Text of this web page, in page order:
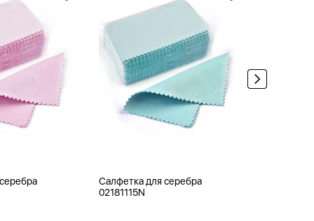
Салфетка для серебра
02181115N